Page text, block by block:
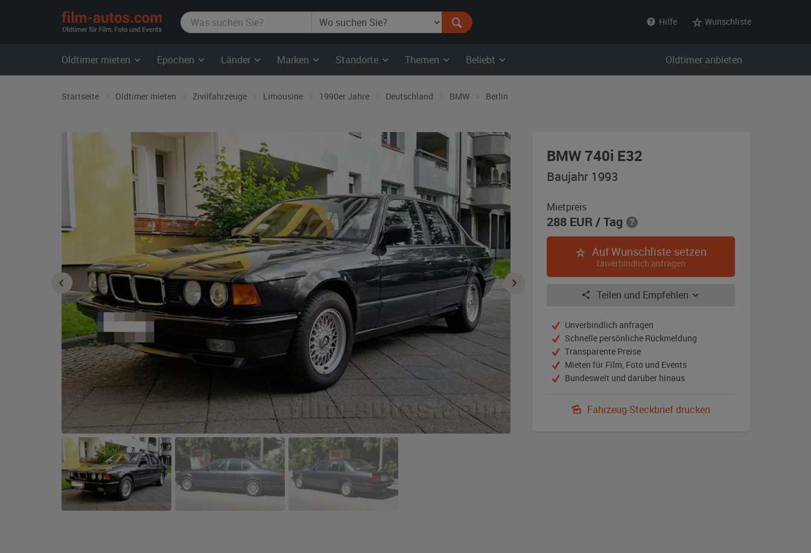
film-
autos.com
Hilfe Wunschliste
Oldtimer mieten Epochen Länder Marken Standorte Themen Beliebt Oldtimer anbieten
Startseite Oldtimer mieten Zivilfahrzeuge Limousine 1990er Jahre Deutschland BMW Berlin
BMW 740i E32
Baujahr 1993
Mietpreis
288 EUR/ Tag
Auf Wunschliste setzen
Unverbindlich anfragen
Teilen und Empfehlen
Unverbindlich anfragen
Schnelle persönliche Rückmeldung
Transparente Preise
Mieten für Film, Foto und Events
Bundesweit und darüber hinaus
Fahrzeug-Steckbrief drucken